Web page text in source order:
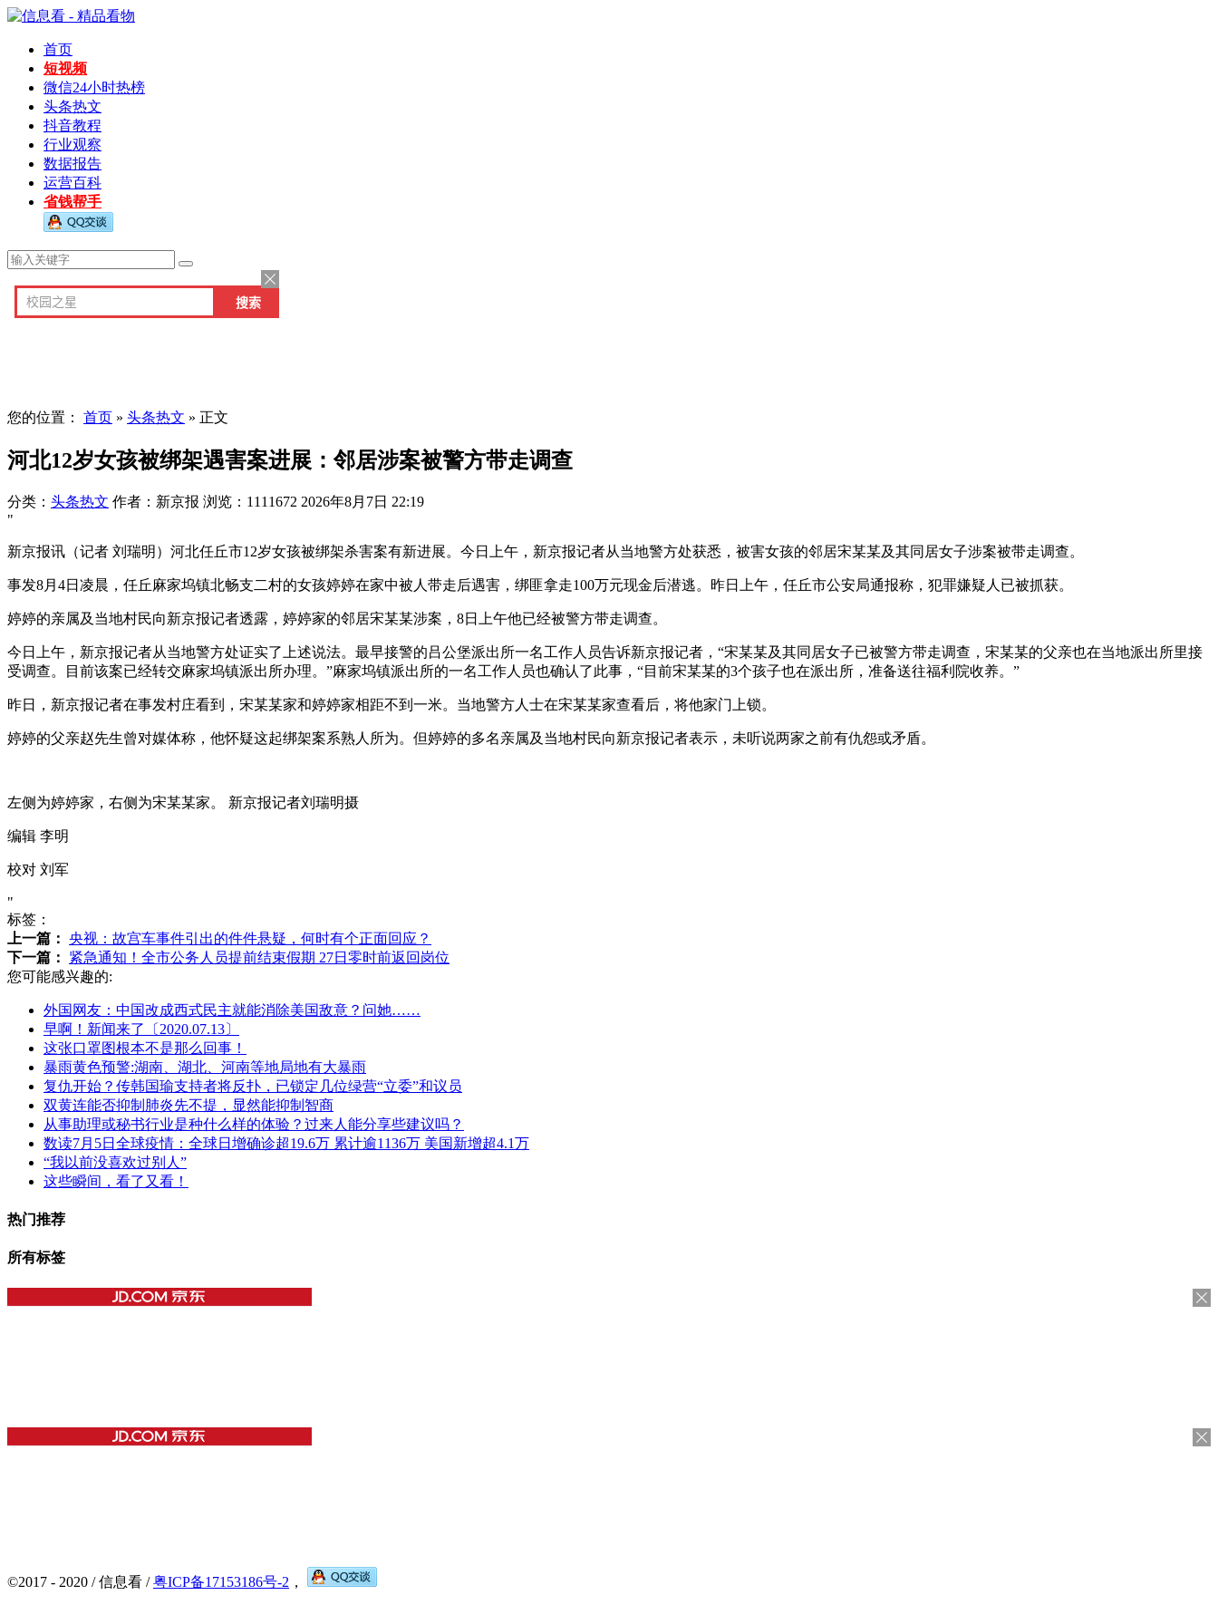
首页
短视频
微信24小时热榜
头条热文
抖音教程
行业观察
数据报告
运营百科
省钱帮手
您的位置： 首页 » 头条热文 » 正文
河北12岁女孩被绑架遇害案进展：邻居涉案被警方带走调查
分类： 头条热文 作者：新京报 浏览：1111672 2026年8月7日 22:19
"
新京报讯（记者 刘瑞明）河北任丘市12岁女孩被绑架杀害案有新进展。今日上午，新京报记者从当地警方处获悉，被害女孩的邻居宋某某及其同居女子涉案被带走调查。
事发8月4日凌晨，任丘麻家坞镇北畅支二村的女孩婷婷在家中被人带走后遇害，绑匪拿走100万元现金后潜逃。昨日上午，任丘市公安局通报称，犯罪嫌疑人已被抓获。
婷婷的亲属及当地村民向新京报记者透露，婷婷家的邻居宋某某涉案，8日上午他已经被警方带走调查。
今日上午，新京报记者从当地警方处证实了上述说法。最早接警的吕公堡派出所一名工作人员告诉新京报记者，“宋某某及其同居女子已被警方带走调查，宋某某的父亲也在当地派出所里接
受调查。目前该案已经转交麻家坞镇派出所办理。”麻家坞镇派出所的一名工作人员也确认了此事，“目前宋某某的3个孩子也在派出所，准备送往福利院收养。”
昨日，新京报记者在事发村庄看到，宋某某家和婷婷家相距不到一米。当地警方人士在宋某某家查看后，将他家门上锁。
婷婷的父亲赵先生曾对媒体称，他怀疑这起绑架案系熟人所为。但婷婷的多名亲属及当地村民向新京报记者表示，未听说两家之前有仇怨或矛盾。
左侧为婷婷家，右侧为宋某某家。 新京报记者刘瑞明摄
编辑 李明
校对 刘军
"
标签：
上一篇： 央视：故宫车事件引出的件件悬疑，何时有个正面回应？
下一篇：
紧急通知！全市公务人员提前结束假期 27日零时前返回岗位
您可能感兴趣的:
外国网友：中国改成西式民主就能消除美国敌意？问她……
早啊！新闻来了〔2020.07.13〕
这张口罩图根本不是那么回事！
暴雨黄色预警:湖南、湖北、河南等地局地有大暴雨
复仇开始？传韩国瑜支持者将反扑，已锁定几位绿营“立委”和议员
双黄连能否抑制肺炎先不提，显然能抑制智商
从事助理或秘书行业是种什么样的体验？过来人能分享些建议吗？
数读7月5日全球疫情：全球日增确诊超19.6万 累计逾1136万 美国新增超4.1万
“我以前没喜欢过别人”
这些瞬间，看了又看！
热门推荐
所有标签
©2017 - 2020 / 信息看 /粤ICP备17153186号-2 ，